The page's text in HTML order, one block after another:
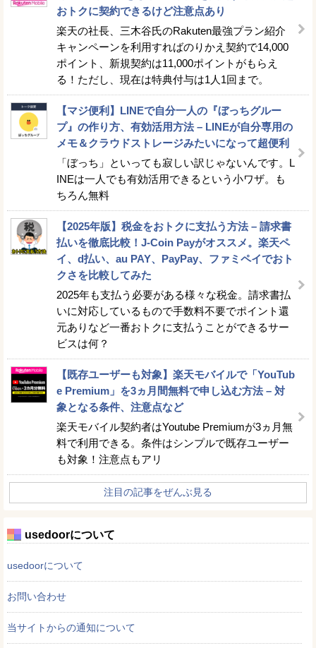
おトクに契約できるけど注意点あり
楽天の社長、三木谷氏のRakuten最強プラン紹介
キャンペーンを利用すればのりかえ契約で14,000
ポイント、新規契約は11,000ポイントがもらえ
る！ただし、現在は特典付与は1人1回まで。
【マジ便利】LINEで自分一人の『ぼっちグルー
プ』の作り方、有効活用方法 – LINEが自分専用の
メモ＆クラウドストレージみたいになって超便利
「ぼっち」といっても寂しい訳じゃないんです。L
INEは一人でも有効活用できるという小ワザ。も
ちろん無料
【2025年版】税金をおトクに支払う方法 – 請求書
払いを徹底比較！J-Coin Payがオススメ。楽天ペ
イ、d払い、au PAY、PayPay、ファミペイでおト
クさを比較してみた
2025年も支払う必要がある様々な税金。請求書払
いに対応しているもので手数料不要でポイント還
元ありなど一番おトクに支払うことができるサー
ビスは何？
【既存ユーザーも対象】楽天モバイルで「YouTub
e Premium」を3ヵ月間無料で申し込む方法 – 対
象となる条件、注意点など
楽天モバイル契約者はYoutube Premiumが3ヵ月無
料で利用できる。条件はシンプルで既存ユーザー
も対象！注意点もアリ
注目の記事をぜんぶ見る
usedoorについて
usedoorについて
お問い合わせ
当サイトからの通知について